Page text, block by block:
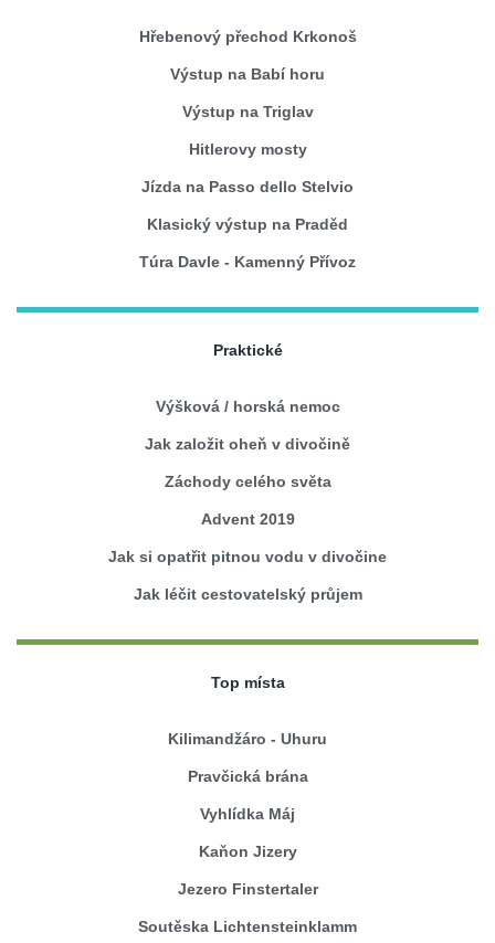
Hřebenový přechod Krkonoš
Výstup na Babí horu
Výstup na Triglav
Hitlerovy mosty
Jízda na Passo dello Stelvio
Klasický výstup na Praděd
Túra Davle - Kamenný Přívoz
Praktické
Výšková / horská nemoc
Jak založit oheň v divočině
Záchody celého světa
Advent 2019
Jak si opatřit pitnou vodu v divočine
Jak léčit cestovatelský průjem
Top místa
Kilimandžáro - Uhuru
Pravčická brána
Vyhlídka Máj
Kaňon Jizery
Jezero Finstertaler
Soutěska Lichtensteinklamm